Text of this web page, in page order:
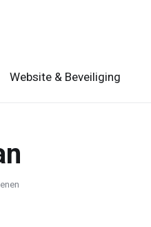
Website & Beveiliging